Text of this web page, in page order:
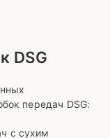
DSG
передач DSG:
с сухим